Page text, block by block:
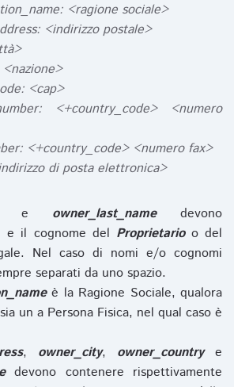
<ragione sociale>
<indirizzo postale>
<cap>
<+country_code> <numero
<+country_code> <numero fax>
di posta elettronica>
owner_last_namedevono
e il cognome del Proprietarioo del
Nel caso di nomi e/o cognomi
separati da uno spazio.
è la Ragione Sociale, qualora
un a Persona Fisica, nel qual caso è
, owner_city, owner_countrye
devono contenere rispettivamente